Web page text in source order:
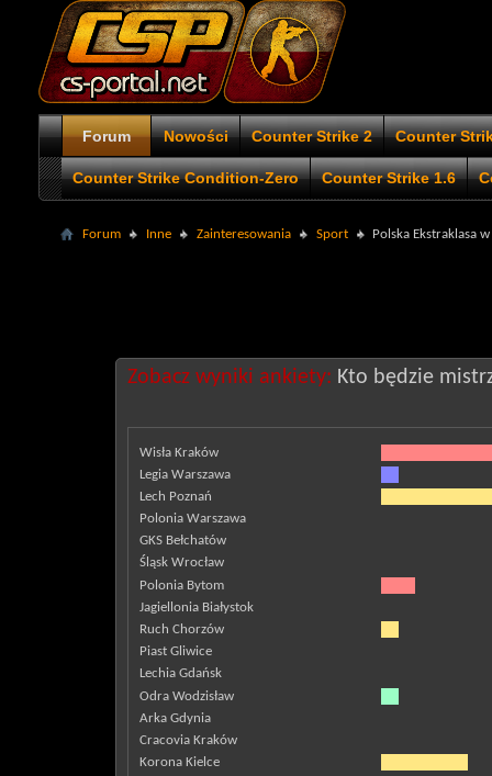
Forum Nowości Counter Strike 2 Counter
Counter Strike Condition-Zero Counter Strike 1.6
Forum Inne Zainteresowania Sport Polska Ekstraklasa
Zobacz wyniki ankiety: Kto będzie
Wisła Kraków
Legia Warszawa
Lech Poznań
Polonia Warszawa
GKS Bełchatów
Śląsk Wrocław
Polonia Bytom
Jagiellonia Białystok
Ruch Chorzów
Piast Gliwice
Lechia Gdańsk
Odra Wodzisław
Arka Gdynia
Cracovia Kraków
Korona Kielce